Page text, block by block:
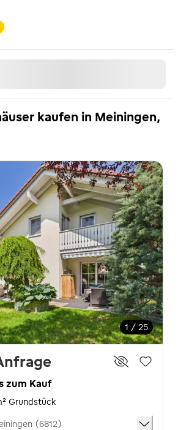
kaufen in Meiningen,
1 / 25
zum Kauf
Grundstück
(6812)